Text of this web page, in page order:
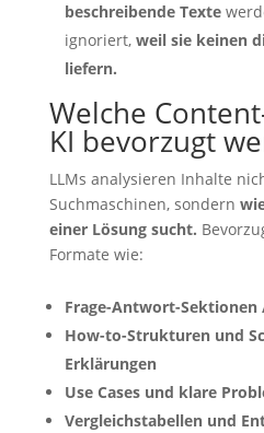
beschreibende Texte
ignoriert, weil sie keinen
liefern.
Welche
KI bevorzugt
LLMs analysieren Inhalte
Suchmaschinen, sondern
einer Lösung sucht.
Formate wie:
Frage-Antwort-Sektionen
How-to-Strukturen und
Erklärungen
Use Cases und klare
Vergleichstabellen und